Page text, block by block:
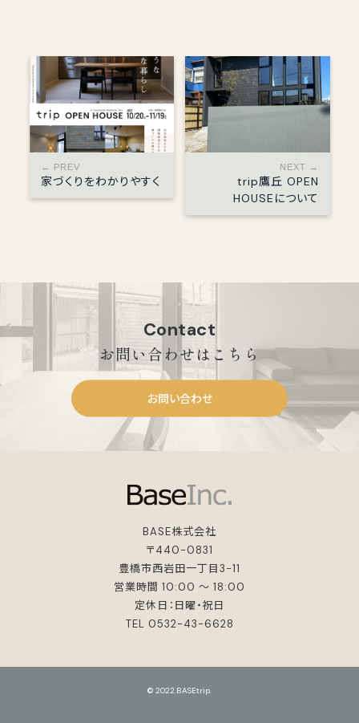
← PREV
家づくりをわかりやすく
NEXT →
trip鷹丘 OPEN
HOUSEについて
Contact
お問い合わせはこちら
お問い合わせ
BASE株式会社
〒440-0831
豊橋市西岩田一丁目3-11
営業時間 10:00 ～ 18:00
定休日：日曜・祝日
TEL 0532-43-6628
© 2022.BASEtrip.